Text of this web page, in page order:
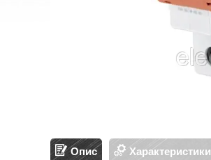
Опис Характеристики